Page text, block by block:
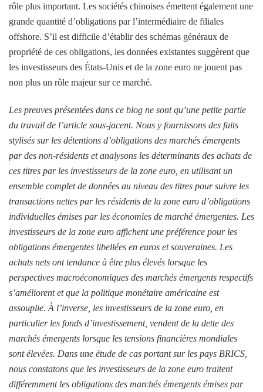
rôle plus important. Les sociétés chinoises émettent également une
grande quantité d’obligations par l’intermédiaire de filiales
offshore. S’il est difficile d’établir des schémas généraux de
propriété de ces obligations, les données existantes suggèrent que
les investisseurs des États-Unis et de la zone euro ne jouent pas
non plus un rôle majeur sur ce marché.
Les preuves présentées dans ce blog ne sont qu’une petite partie
du travail de l’article sous-jacent. Nous y fournissons des faits
stylisés sur les détentions d’obligations des marchés émergents
par des non-résidents et analysons les déterminants des achats de
ces titres par les investisseurs de la zone euro, en utilisant un
ensemble complet de données au niveau des titres pour suivre les
transactions nettes par les résidents de la zone euro d’obligations
individuelles émises par les économies de marché émergentes. Les
investisseurs de la zone euro affichent une préférence pour les
obligations émergentes libellées en euros et souveraines. Les
achats nets ont tendance à être plus élevés lorsque les
perspectives macroéconomiques des marchés émergents respectifs
s’améliorent et que la politique monétaire américaine est
assouplie. À l’inverse, les investisseurs de la zone euro, en
particulier les fonds d’investissement, vendent de la dette des
marchés émergents lorsque les tensions financières mondiales
sont élevées. Dans une étude de cas portant sur les pays BRICS,
nous constatons que les investisseurs de la zone euro traitent
différemment les obligations des marchés émergents émises par